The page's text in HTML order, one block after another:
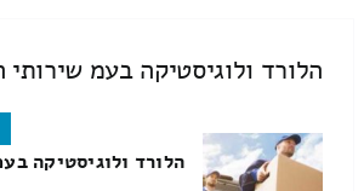
הלורד ולוגיסטיקה בעמ שירותי
הלורד ולוגיסטיקה